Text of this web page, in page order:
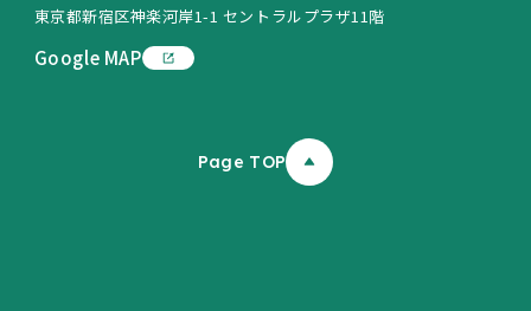
東京都新宿区神楽河岸1-1 セントラルプラザ11階
Google MAP
Page TOP